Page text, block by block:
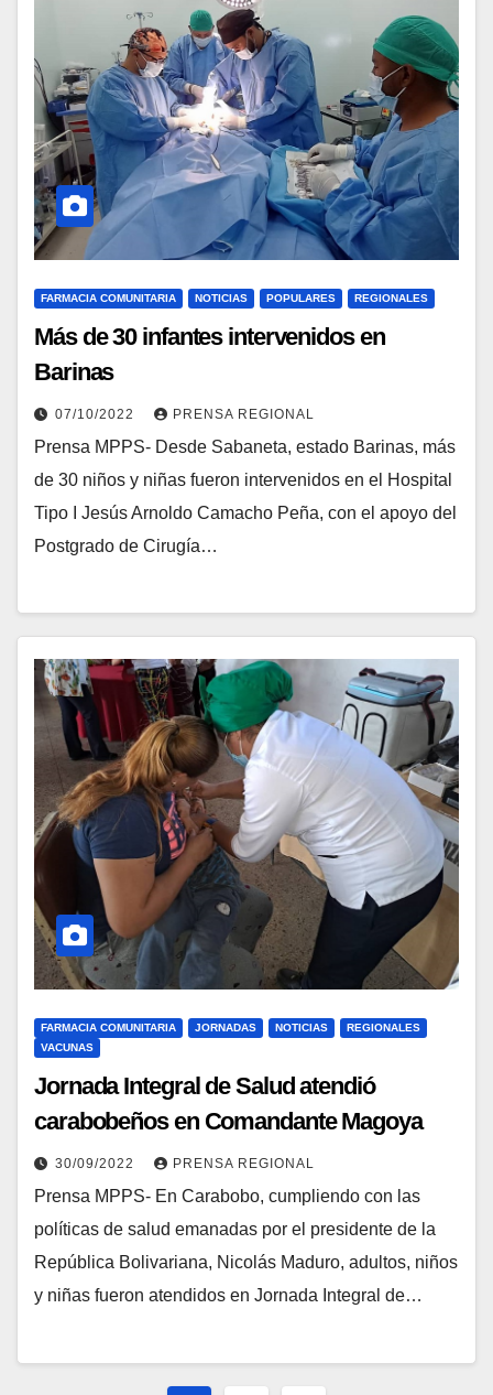
FARMACIA COMUNITARIA NOTICIAS POPULARES REGIONALES
Más de 30 infantes intervenidos en
Barinas
07/10/2022 PRENSA REGIONAL
Prensa MPPS- Desde Sabaneta, estado Barinas, más
de 30 niños y niñas fueron intervenidos en el Hospital
Tipo I Jesús Arnoldo Camacho Peña, con el apoyo del
Postgrado de Cirugía…
FARMACIA COMUNITARIA JORNADAS NOTICIAS
REGIONALES
VACUNAS
Jornada Integral de Salud atendió
carabobeños en Comandante Magoya
30/09/2022 PRENSA REGIONAL
Prensa MPPS- En Carabobo, cumpliendo con las
políticas de salud emanadas por el presidente de la
República Bolivariana, Nicolás Maduro, adultos, niños
y niñas fueron atendidos en Jornada Integral de…